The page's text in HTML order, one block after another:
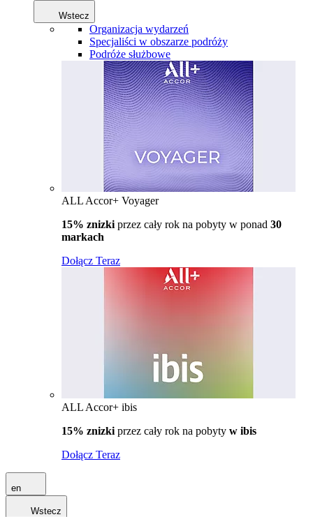
Wstecz
Organizacja wydarzeń
Specjaliści w obszarze podróży
Podróże służbowe
ALL Accor+ Voyager
15% znizki przez cały rok na pobyty w ponad 30
markach
Dołącz Teraz
ALL Accor+ ibis
15% znizki przez cały rok na pobyty w ibis
Dołącz Teraz
en
Wstecz